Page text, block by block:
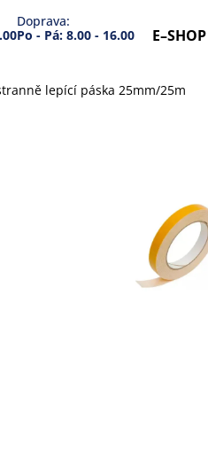
E–SHOP
Doprava:
Po - Pá: 8.00 - 16.00
lepící páska 25mm/25m
Co potřebujete
Doporučujeme